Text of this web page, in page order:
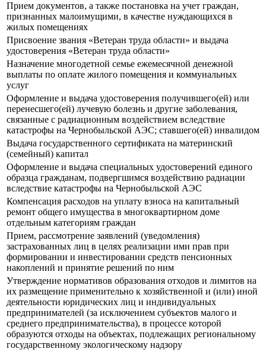
Прием документов, а также постановка на учет граждан,
признанных малоимущими, в качестве нуждающихся в
жилых помещениях
Присвоение звания «Ветеран труда области» и выдача
удостоверения «Ветеран труда области»
Назначение многодетной семье ежемесячной денежной
выплаты по оплате жилого помещения и коммунальных
услуг
Оформление и выдача удостоверения получившего(ей) или
перенесшего(ей) лучевую болезнь и другие заболевания,
связанные с радиационным воздействием вследствие
катастрофы на Чернобыльской АЭС; ставшего(ей) инвалидом
Выдача государственного сертификата на материнский
(семейный) капитал
Оформление и выдача специальных удостоверений единого
образца гражданам, подвергшимся воздействию радиации
вследствие катастрофы на Чернобыльской АЭС
Компенсация расходов на уплату взноса на капитальный
ремонт общего имущества в многоквартирном доме
отдельным категориям граждан
Прием, рассмотрение заявлений (уведомления)
застрахованных лиц в целях реализации ими прав при
формировании и инвестировании средств пенсионных
накоплений и принятие решений по ним
Утверждение нормативов образования отходов и лимитов на
их размещение применительно к хозяйственной и (или) иной
деятельности юридических лиц и индивидуальных
предпринимателей (за исключением субъектов малого и
среднего предпринимательства), в процессе которой
образуются отходы на объектах, подлежащих региональному
государственному экологическому надзору